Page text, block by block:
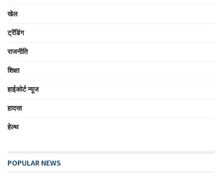
खेल
ट्रेंडिंग
राजनीति
शिक्षा
हाईकोर्ट न्यूज
हादसा
हेल्थ
POPULAR NEWS